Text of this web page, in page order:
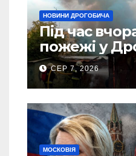
НОВИНИ ДРОГОБИЧА
Під час
пожежі у
“врятовано” 4 гаражі
(Відео)
СЕР 7, 2026
МОСКОВІЯ